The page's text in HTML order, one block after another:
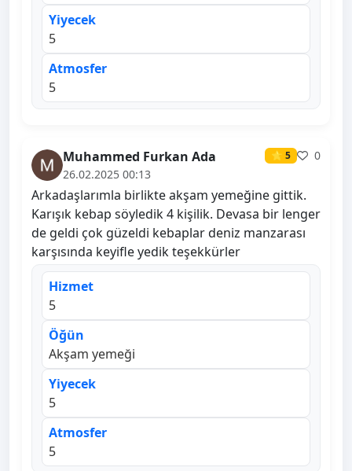
Yiyecek
5
Atmosfer
5
Muhammed Furkan Ada ⭐ 5
0
26.02.2025 00:13
Arkadaşlarımla birlikte akşam yemeğine gittik.
Karışık kebap söyledik 4 kişilik. Devasa bir lenger
de geldi çok güzeldi kebaplar deniz manzarası
karşısında keyifle yedik teşekkürler
Hizmet
5
Öğün
Akşam yemeği
Yiyecek
5
Atmosfer
5